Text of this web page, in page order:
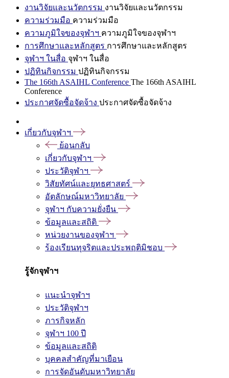
งานวิจัยและนวัตกรรม งานวิจัยและนวัตกรรม
ความร่วมมือ ความร่วมมือ
ความภูมิใจของจุฬาฯ ความภูมิใจของจุฬาฯ
การศึกษาและหลักสูตร การศึกษาและหลักสูตร
จุฬาฯ ในสื่อ จุฬาฯ ในสื่อ
ปฏิทินกิจกรรม ปฏิทินกิจกรรม
The 166th ASAIHL Conference The 166th ASAIHL
Conference
ประกาศจัดซื้อจัดจ้าง ประกาศจัดซื้อจัดจ้าง
เกี่ยวกับจุฬาฯ
ย้อนกลับ
เกี่ยวกับจุฬาฯ
ประวัติจุฬาฯ
วิสัยทัศน์และยุทธศาสตร์
อัตลักษณ์มหาวิทยาลัย
จุฬาฯ กับความยั่งยืน
ข้อมูลและสถิติ
หน่วยงานของจุฬาฯ
ร้องเรียนทุจริตและประพฤติมิชอบ
รู้จักจุฬาฯ
แนะนำจุฬาฯ
ประวัติจุฬาฯ
ภารกิจหลัก
จุฬาฯ 100 ปี
ข้อมูลและสถิติ
บุคคลสำคัญที่มาเยือน
การจัดอันดับมหาวิทยาลัย